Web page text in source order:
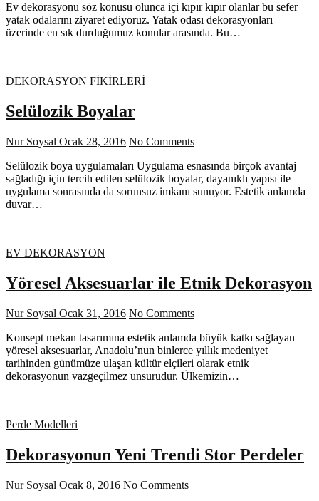
Ev dekorasyonu söz konusu olunca içi kıpır kıpır olanlar bu sefer
yatak odalarını ziyaret ediyoruz. Yatak odası dekorasyonları
üzerinde en sık durduğumuz konular arasında. Bu…
DEKORASYON FİKİRLERİ
Selülozik Boyalar
Nur Soysal Ocak 28, 2016 No Comments
Selülozik boya uygulamaları Uygulama esnasında birçok avantaj
sağladığı için tercih edilen selülozik boyalar, dayanıklı yapısı ile
uygulama sonrasında da sorunsuz imkanı sunuyor. Estetik anlamda
duvar…
EV DEKORASYON
Yöresel Aksesuarlar ile Etnik Dekorasyon
Nur Soysal Ocak 31, 2016 No Comments
Konsept mekan tasarımına estetik anlamda büyük katkı sağlayan
yöresel aksesuarlar, Anadolu’nun binlerce yıllık medeniyet
tarihinden günümüze ulaşan kültür elçileri olarak etnik
dekorasyonun vazgeçilmez unsurudur. Ülkemizin…
Perde Modelleri
Dekorasyonun Yeni Trendi Stor Perdeler
Nur Soysal Ocak 8, 2016 No Comments